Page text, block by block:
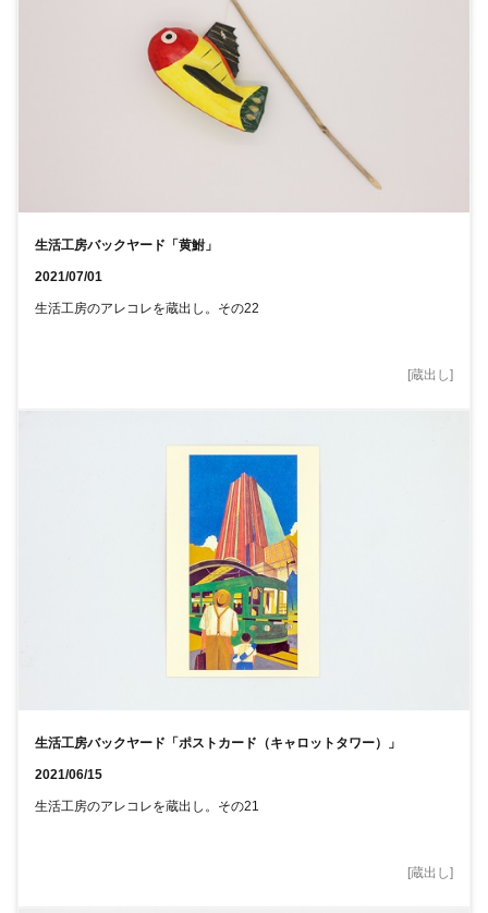
生活工房バックヤード「黄鮒」
2021/07/01
生活工房のアレコレを蔵出し。その22
[蔵出し]
生活工房バックヤード「ポストカード（キャロットタワー）」
2021/06/15
生活工房のアレコレを蔵出し。その21
[蔵出し]